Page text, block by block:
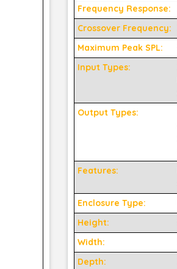
Frequency Response:
Crossover Frequency:
Maximum Peak SPL:
Input Types:
Output Types:
Features:
Enclosure Type:
Height:
Width:
Depth: